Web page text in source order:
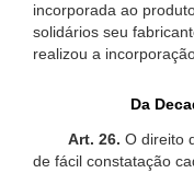
incorporada ao
solidários seu
realizou a
Da
Art. 26. O direito
de fácil constatação